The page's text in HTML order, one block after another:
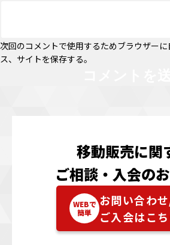
次回のコメントで使用するためブラウザー
ス、サイトを保存する。
移動販売に関
ご相談・入会の
WEBで
簡単
お問い合わ
ご入会はこ